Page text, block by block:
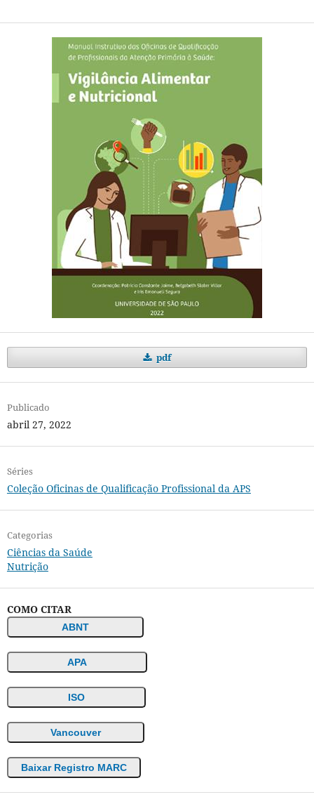
pdf
Publicado
abril 27, 2022
Séries
Coleção Oficinas de Qualificação Profissional da APS
Categorias
Ciências da Saúde
Nutrição
COMO CITAR
ABNT
APA
ISO
Vancouver
Baixar Registro MARC